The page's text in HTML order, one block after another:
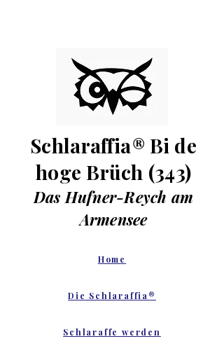
Schlaraffia® Bi de
hoge Brüch (343)
Das Hufner-Reych am
Armensee
Home
Die Schlaraffia®
Schlaraffe werden